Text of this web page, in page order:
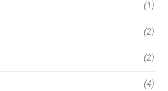
(1)
(2)
(2)
(4)